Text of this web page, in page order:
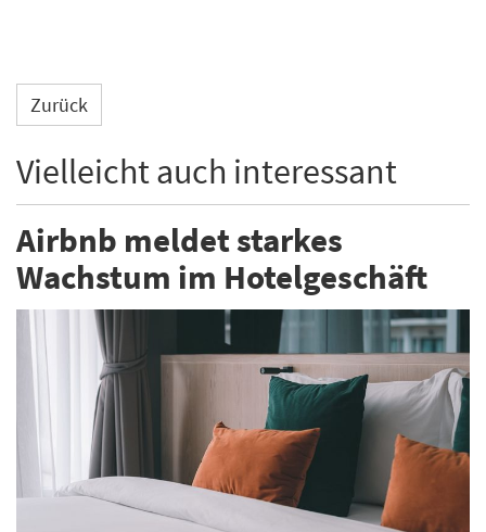
Zurück
Vielleicht auch interessant
Airbnb meldet starkes
Wachstum im Hotelgeschäft